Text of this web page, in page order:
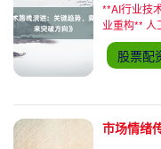
**AI行业技
业重构** 人
键跃迁，
而是沿着
算力支撑
过程深刻重
一、基础层
股票配